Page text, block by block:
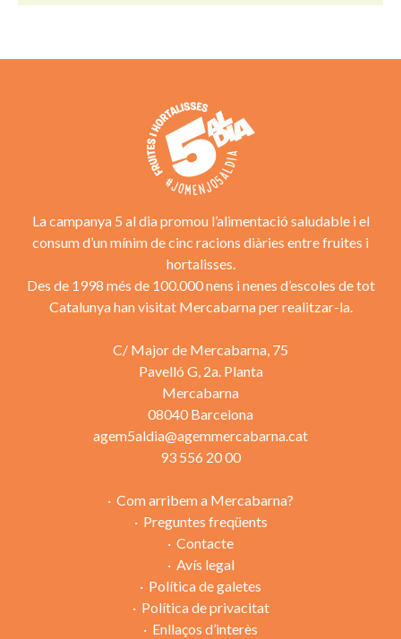
La campanya 5 al dia promou l’alimentació saludable i el
consum d’un mínim de cinc racions diàries entre fruites i
hortalisses.
Des de 1998 més de 100.000 nens i nenes d’escoles de tot
Catalunya han visitat Mercabarna per realitzar-la.
C/ Major de Mercabarna, 75
Pavelló G, 2a. Planta
Mercabarna
08040 Barcelona
agem5aldia@agemmercabarna.cat
93 556 20 00
Com arribem a Mercabarna?
Preguntes freqüents
Contacte
Avís legal
Política de galetes
Política de privacitat
Enllaços d’interès